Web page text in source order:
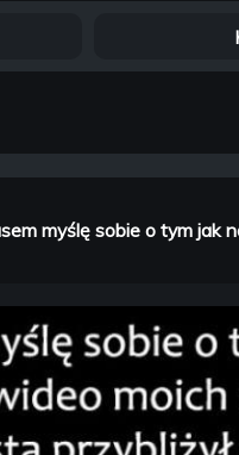
myślę sobie o tym jak